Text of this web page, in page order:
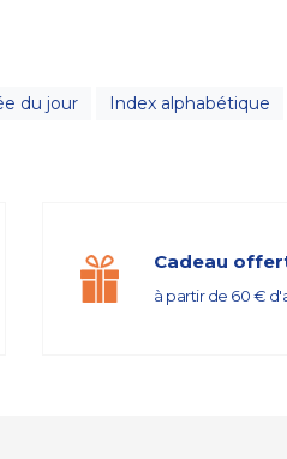
du jour Index alphabétique
Cadeau
à partir de 60 €